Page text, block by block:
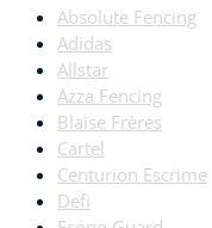
Absolute Fencing
Adidas
Allstar
Azza Fencing
Blaise Frères
Cartel
Centurion Escrime
Defi